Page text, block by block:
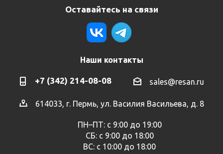
Оставайтесь на связи
Наши контакты
+7 (342) 214-08-08 sales@resan.ru
614033, г. Пермь, ул. Василия Васильева, д. 8
ПН–ПТ: с 9:00 до 19:00
СБ: с 9:00 до 18:00
ВС: с 10:00 до 18:00